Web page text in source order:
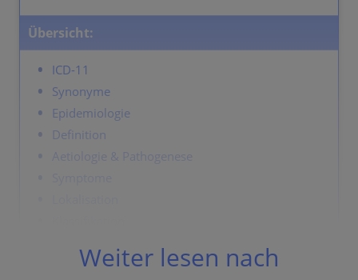
Übersicht:
ICD-11
Synonyme
Epidemiologie
Definition
Aetiologie & Pathogenese
Dermatopathologie
Weiter lesen nach